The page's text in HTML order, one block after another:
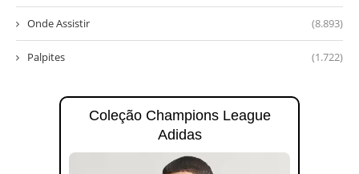
Onde Assistir (8.893)
Palpites (1.722)
Coleção Champions League
Adidas